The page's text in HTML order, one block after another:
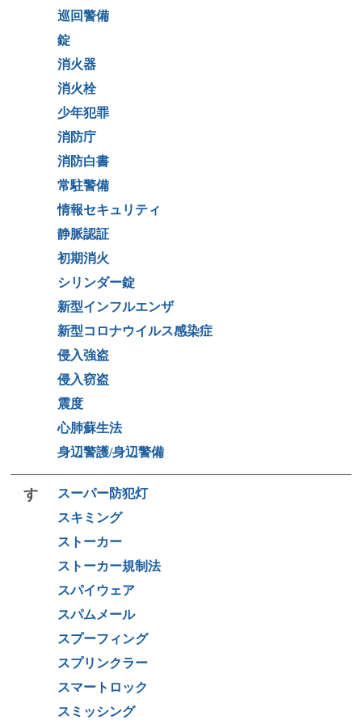
巡回警備
錠
消火器
消火栓
少年犯罪
消防庁
消防白書
常駐警備
情報セキュリティ
静脈認証
初期消火
シリンダー錠
新型インフルエンザ
新型コロナウイルス感染症
侵入強盗
侵入窃盗
震度
心肺蘇生法
身辺警護/身辺警備
す
スーパー防犯灯
スキミング
ストーカー
ストーカー規制法
スパイウェア
スパムメール
スプーフィング
スプリンクラー
スマートロック
スミッシング